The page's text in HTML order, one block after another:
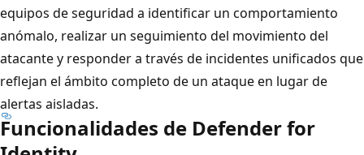
equipos de seguridad a identificar un comportamiento
anómalo, realizar un seguimiento del movimiento del
atacante y responder a través de incidentes unificados que
reflejan el ámbito completo de un ataque en lugar de
alertas aisladas.
Funcionalidades de Defender for